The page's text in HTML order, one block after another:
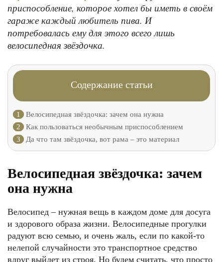
приспособление, которое хотел бы иметь в своём
гараже каждый любитель пива. И
потребовалась ему для этого всего лишь
велосипедная звёздочка.
Содержание статьи
1
Велосипедная звёздочка: зачем она нужна
2
Как пользоваться необычным приспособлением
3
Да что там звёздочка, вот рама – это материал
Велосипедная звёздочка: зачем
она нужна
Велосипед – нужная вещь в каждом доме для досуга
и здорового образа жизни. Велосипедные прогулки
радуют всю семью, и очень жаль, если по какой-то
нелепой случайности это транспортное средство
вдруг выйдет из строя. Но будем считать, что просто